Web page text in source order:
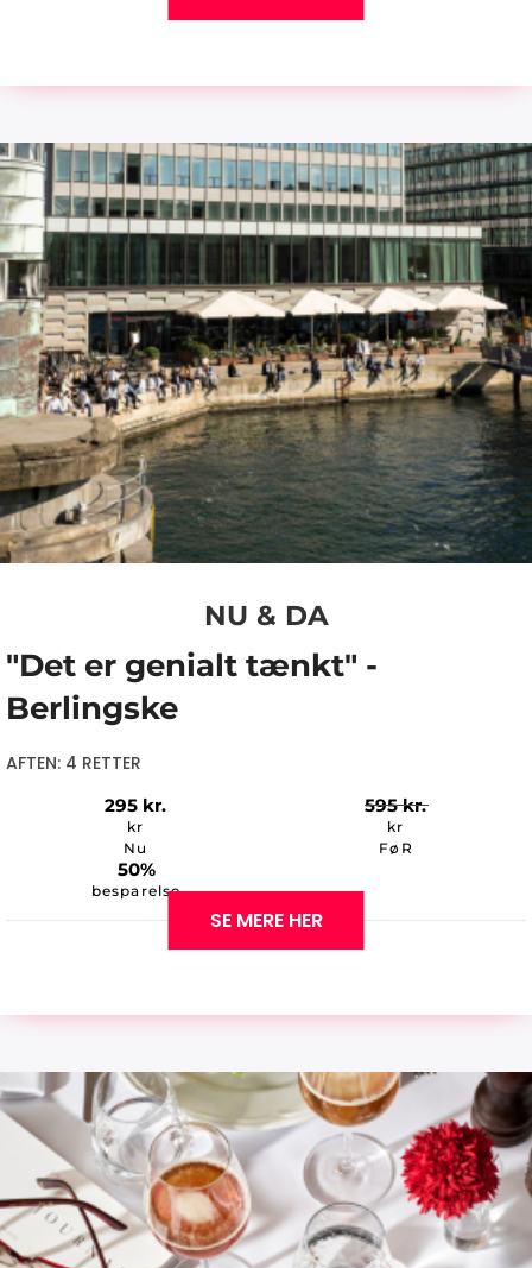
NU & DA
"Det er genialt tænkt" -
Berlingske
AFTEN: 4 RETTER
295 kr.
kr
Nu
595kr.
kr
FøR
50%
besparelse
SE MERE HER